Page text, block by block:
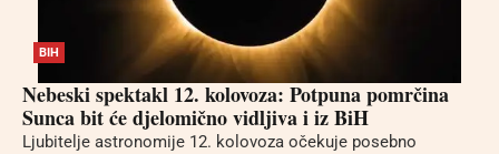
BIH
Nebeski spektakl 12. kolovoza: Potpuna pomrčina
Sunca bit će djelomično vidljiva i iz BiH
Ljubitelje astronomije 12. kolovoza očekuje posebno